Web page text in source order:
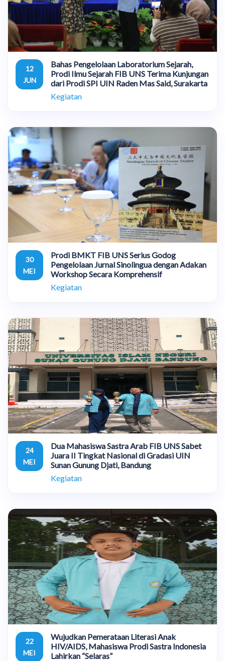
12
JUN
Bahas Pengelolaan Laboratorium Sejarah,
Prodi Ilmu Sejarah FIB UNS Terima Kunjungan
dari Prodi SPI UIN Raden Mas Said, Surakarta
Kegiatan
30
MEI
Prodi BMKT FIB UNS Serius Godog
Pengelolaan Jurnal Sinolingua dengan Adakan
Workshop Secara Komprehensif
Kegiatan
24
MEI
Dua Mahasiswa Sastra Arab FIB UNS Sabet
Juara II Tingkat Nasional di Gradasi UIN
Sunan Gunung Djati, Bandung
Kegiatan
22
MEI
Wujudkan Pemerataan Literasi Anak
HIV/AIDS, Mahasiswa Prodi Sastra Indonesia
Lahirkan “Selaras”